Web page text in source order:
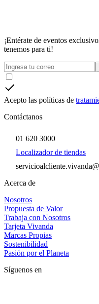
¡Entérate de eventos
tenemos para ti!
Acepto las políticas de
Contáctanos
01 620 3000
Localizador de tiendas
Acerca de
Nosotros
Propuesta de Valor
Trabaja con Nosotros
Tarjeta Vivanda
Marcas Propias
Sostenibilidad
Pasión por el Planeta
Síguenos en